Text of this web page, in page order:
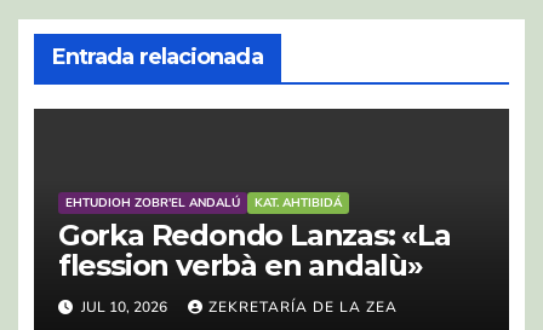
Entrada relacionada
EHTUDIOH ZOBR'EL ANDALÚ KAT. AHTIBIDÁ
Gorka Redondo Lanzas: «La
flession verbà en andalù»
JUL 10, 2026 ZEKRETARÍA DE LA ZEA